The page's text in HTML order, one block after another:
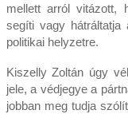
mellett arról vitázott,
segíti vagy hátráltatja
politikai helyzetre.
Kiszelly Zoltán úgy
jele, a védjegye a
jobban meg tudja